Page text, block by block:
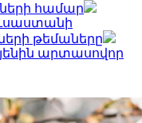
համար
թեմաները
արտասովոր